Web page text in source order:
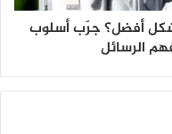
أفضل؟ جرّب أسلوب
الرسائل